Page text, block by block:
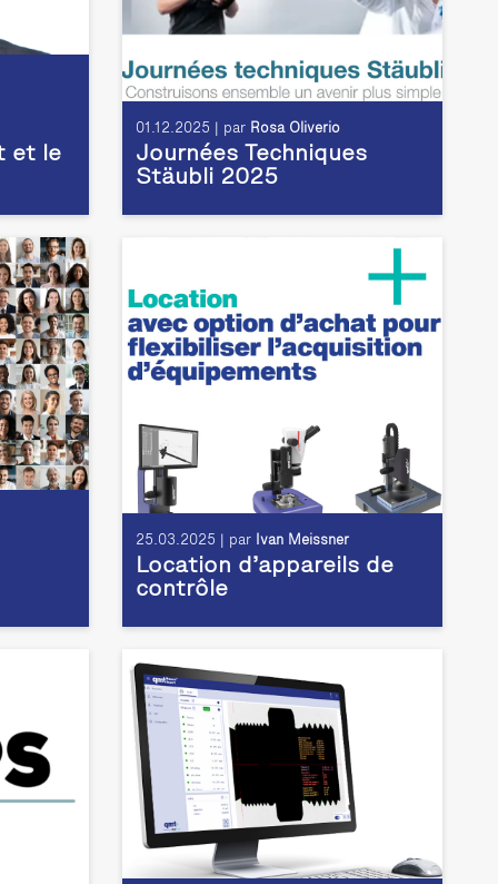
et le
01.12.2025 | par Rosa Oliverio
Journées Techniques
Stäubli 2025
25.03.2025 | par Ivan Meissner
Location d’appareils de
contrôle